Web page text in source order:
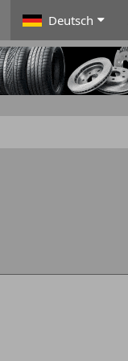
Deutsch